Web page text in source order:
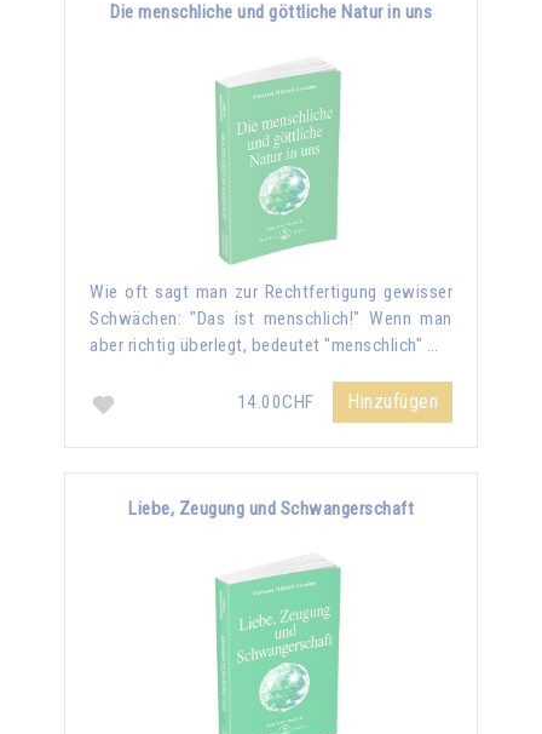
Die menschliche und göttliche Natur in uns
Wie oft sagt man zur Rechtfertigung gewisser
Schwächen: "Das ist menschlich!" Wenn man
aber richtig überlegt, bedeutet "menschlich" …
14.00CHF Hinzufügen
Liebe, Zeugung und Schwangerschaft